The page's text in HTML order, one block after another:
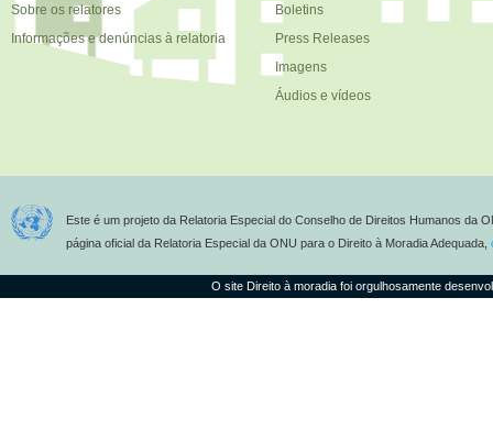
Sobre os relatores
Informações e denúncias à relatoria
Boletins
Press Releases
Imagens
Áudios e vídeos
Este é um projeto da Relatoria Especial do Conselho de Direitos Humanos da
página oficial da Relatoria Especial da ONU para o Direito à Moradia Adequada,
O site Direito à moradia foi orgulhosamente